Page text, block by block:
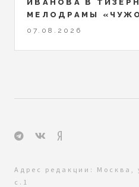
ИВАНОВА В
МЕЛОДРАМЫ
07.08.2026
Адрес редакции: Москва,
с.1